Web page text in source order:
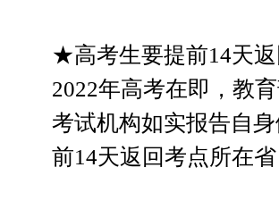
★高考生要提前14天
2022年高考在即，教
考试机构如实报告自
前14天返回考点所在